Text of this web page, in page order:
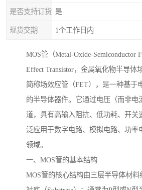
是否支持订货 是
现货交期 1个工作日内
MOS管（Metal-Oxide-Semiconductor
Effect Transistor，金属氧化物半导体
简称场效应管（FET），是一种基于
的半导体器件。它通过电压（而非电
道，具有高输入阻抗、低功耗、开关
泛应用于数字电路、模拟电路、功率
领域。
一、MOS管的基本结构
MOS管的核心结构由三层半导体材料